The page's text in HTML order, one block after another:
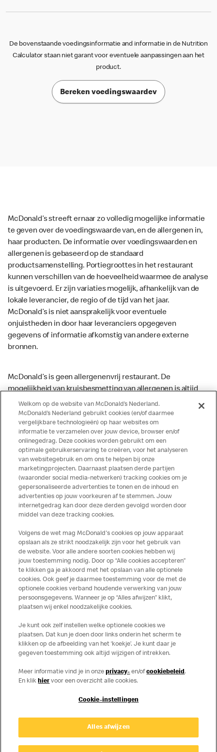
De bovenstaande voedingsinformatie and informatie in de Nutrition
Calculator staan niet garant voor eventuele aanpassingen aan het
product.
Bereken voedingswaardev
McDonald’s streeft ernaar zo volledig mogelijke informatie
te geven over de voedingswaarde van, en de allergenen in,
haar producten. De informatie over voedingswaarden en
allergenen is gebaseerd op de standaard
productsamenstelling. Portiegroottes in het restaurant
kunnen verschillen van de hoeveelheid waarmee de analyse
is uitgevoerd. Er zijn variaties mogelijk, afhankelijk van de
lokale leverancier, de regio of de tijd van het jaar.
McDonald’s is niet aansprakelijk voor eventuele
onjuistheden in door haar leveranciers opgegeven
gegevens of informatie afkomstig van andere externe
bronnen.
McDonald’s is geen allergenenvrij restaurant. De
mogelijkheid van kruisbesmetting van allergenen is altijd
aanwezig. McDonald’s kan zodoende niet garanderen dat
haar producten geen sporen van allergenen bevatten.
McDonald’s aanvaardt daarom geen aansprakelijkheid
indien een gast als gevolg van het binnenkrijgen van (een
spoor van) een allergeen lichamelijke klachten krijgt. Alle
producten kunnen sporen bevatten van dierlijke
ingrediënten. McDonald’s streeft er naar om de
voedingswaarde- en allergeneninformatie altijd up to date
te houden. De verstrekte informatie is alleen van
toepassing op de in Nederland verkochte producten. Voor
meer informatie over voedingswaarden en allergenen kijk
op de McDonald's website of in de McDonald’s App.
Publicatiefouten voorbehouden.
Over ons
Services
Contact
Privacy Cookies
Welkom op de website van McDonald’s Nederland.
McDonald’s Nederland gebruikt cookies (en/of daarmee
vergelijkbare technologieën) op haar websites om
informatie te verzamelen over jouw device, browser en/of
onlinegedrag. Deze cookies worden gebruikt om een
optimale gebruikerservaring te creëren, voor het analyseren
van websitegebruik en om ons te helpen bij onze
marketingprojecten. Daarnaast plaatsen derde partijen
(waaronder social media-netwerken) tracking cookies om je
gepersonaliseerde advertenties te tonen en de inhoud en
advertenties op jouw voorkeuren af te stemmen. Jouw
internetgedrag kan door deze derden gevolgd worden door
middel van deze tracking cookies.
Volgens de wet mag McDonald's cookies op jouw apparaat
opslaan als ze strikt noodzakelijk zijn voor het gebruik van
de website. Voor alle andere soorten cookies hebben wij
jouw toestemming nodig. Door op “Alle cookies accepteren”
te klikken ga je akkoord met het opslaan van alle optionele
cookies. Ook geef je daarmee toestemming voor de met de
optionele cookies verband houdende verwerking van jouw
persoonsgegevens. Wanneer je op “Alles afwijzen” klikt,
plaatsen wij enkel noodzakelijke cookies.
Je kunt ook zelf instellen welke optionele cookies we
plaatsen. Dat kun je doen door links onderin het scherm te
klikken op de afbeelding van het ‘koekje’. Je kunt daar je
gegeven toestemming ook altijd wijzigen of intrekken.
Meer informatie vind je in onzeprivacy- en/ofcookiebeleid.
En klikhier voor een overzicht alle cookies.
Cookie-instellingen
Alles afwijzen